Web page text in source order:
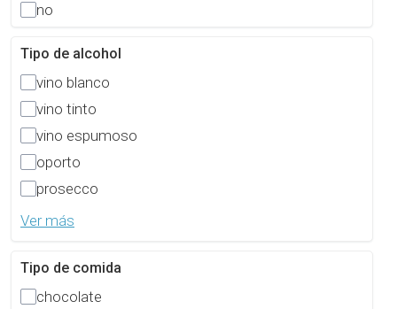
no
Tipo de alcohol
vino blanco
vino tinto
vino espumoso
oporto
prosecco
Ver más
Tipo de comida
chocolate